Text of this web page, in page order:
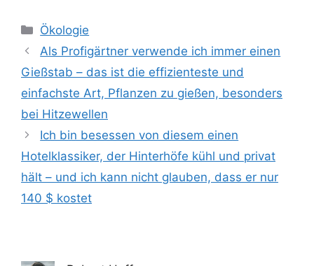
Kategorien
Ökologie
Als Profigärtner verwende ich immer einen
Gießstab – das ist die effizienteste und
einfachste Art, Pflanzen zu gießen, besonders
bei Hitzewellen
Ich bin besessen von diesem einen
Hotelklassiker, der Hinterhöfe kühl und privat
hält – und ich kann nicht glauben, dass er nur
140 $ kostet